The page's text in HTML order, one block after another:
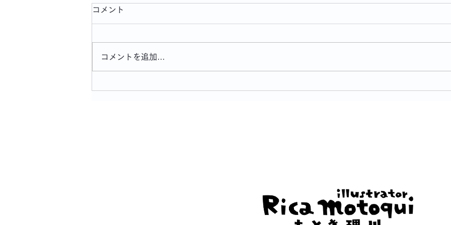
「OPA夏フェスおもちかえり
お仕事：新編 言語文化 改訂
お
コメント
コメントを追加…